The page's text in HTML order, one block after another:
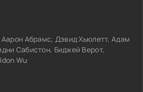
Абрамс, Дэвид Хьюлетт, Адам
Сабистон, Биджей Верот,
Wu